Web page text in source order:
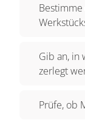
Gib an, in
zerlegt
Prüfe, ob